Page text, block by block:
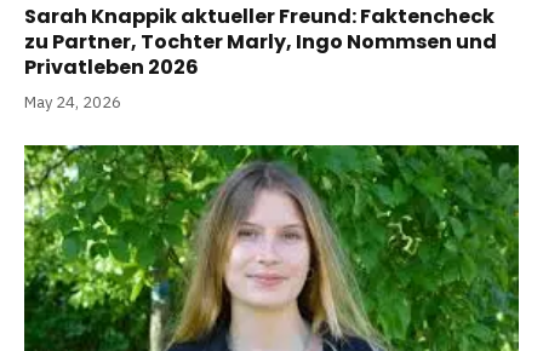
Sarah Knappik aktueller Freund: Faktencheck
zu Partner, Tochter Marly, Ingo Nommsen und
Privatleben 2026
May 24, 2026